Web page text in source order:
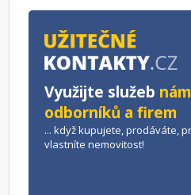
Využijte služeb
odborníků a firem
... když kupujete, prodáváte,
vlastníte nemovitost!